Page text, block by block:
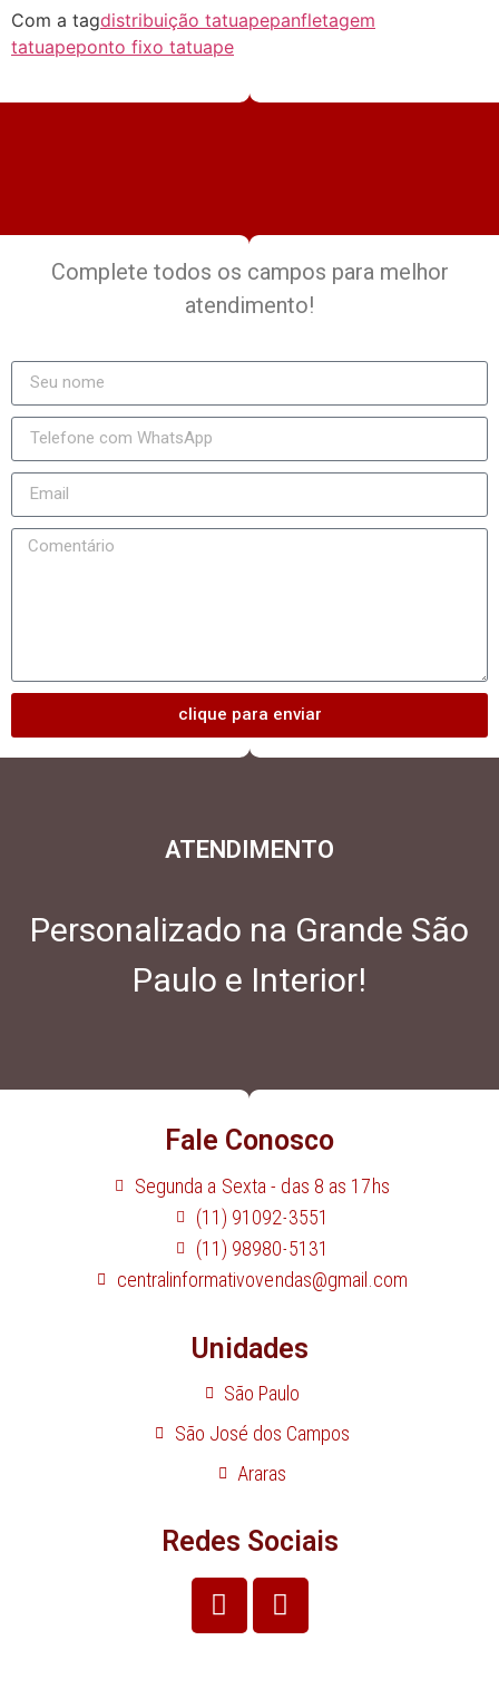
Com a tagdistribuição tatuapepanfletagem
tatuapeponto fixo tatuape
Complete todos os campos para melhor
atendimento!
clique para enviar
ATENDIMENTO
Personalizado na Grande São
Paulo e Interior!
Fale Conosco
Segunda a Sexta - das 8 as 17hs
(11) 91092-3551
(11) 98980-5131
centralinformativovendas@gmail.com
Unidades
São Paulo
São José dos Campos
Araras
Redes Sociais